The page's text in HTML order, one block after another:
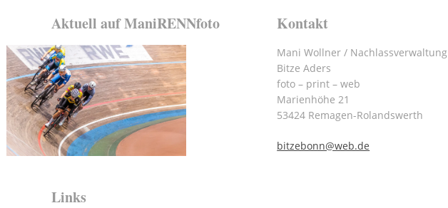
Aktuell auf ManiRENNfoto
Links
Kontakt
Mani Wollner / Nachlassverwaltung
Bitze Aders
foto – print – web
Marienhöhe 21
53424 Remagen-Rolandswerth
bitzebonn@web.de